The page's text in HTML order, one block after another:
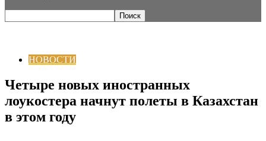
НОВОСТИ
Четыре новых иностранных
лоукостера начнут полеты в Казахстан
в этом году